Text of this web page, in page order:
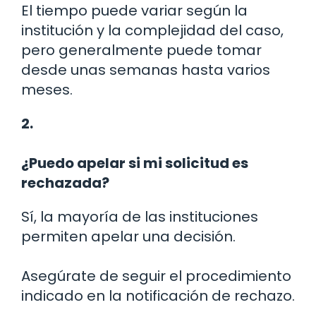
El tiempo puede variar según la
institución y la complejidad del caso,
pero generalmente puede tomar
desde unas semanas hasta varios
meses.
2.
¿Puedo apelar si mi solicitud es
rechazada?
Sí, la mayoría de las instituciones
permiten apelar una decisión.
Asegúrate de seguir el procedimiento
indicado en la notificación de rechazo.